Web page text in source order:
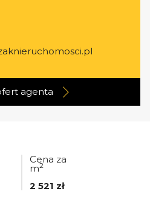
agenta
Cena za
m2
2 521 zł